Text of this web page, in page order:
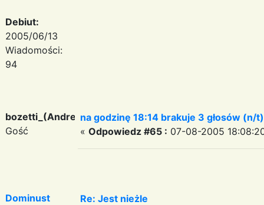
Debiut:
2005/06/13
Wiadomości:
94
bozetti_(Andreas)
Gość
na godzinę 18:14 brakuje 3 głosów (n/t)
« Odpowiedz #65 : 07-08-2005
Dominust
Re: Jest nieżle